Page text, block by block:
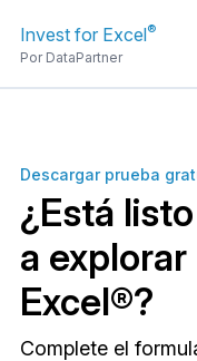
Invest for Excel®
Por DataPartner
Descargar prueba
¿Está
a
Excel®?
Complete el